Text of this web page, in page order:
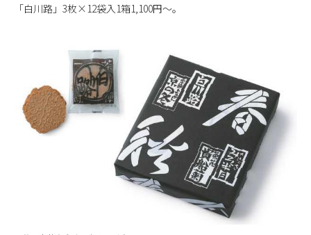
「白川路」3枚×12袋入1箱1,100円〜。